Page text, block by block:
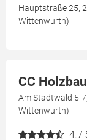
Hauptstraße 25,
Wittenwurth)
CC
Am Stadtwald 5-
Wittenwurth)
4.7